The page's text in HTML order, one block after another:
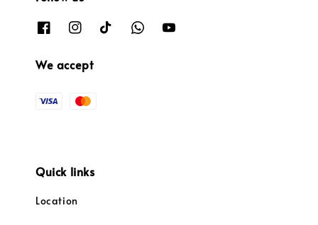
We accept
Quick links
Location